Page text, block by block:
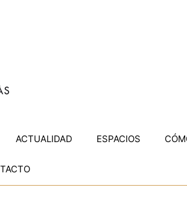
ACTUALIDAD ESPACIOS